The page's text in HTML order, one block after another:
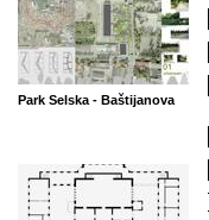
Park Selska - Baštijanova